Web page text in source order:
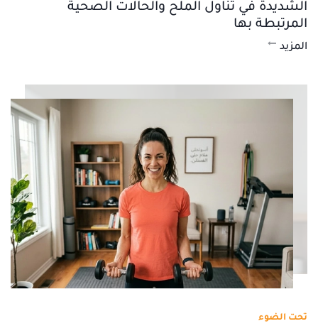
الشديدة في تناول الملح والحالات الصحية
المرتبطة بها
المزيد
تحت الضوء